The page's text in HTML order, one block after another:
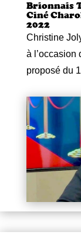
Brionnais
Ciné
2022
Christine
à l’occasion
proposé du